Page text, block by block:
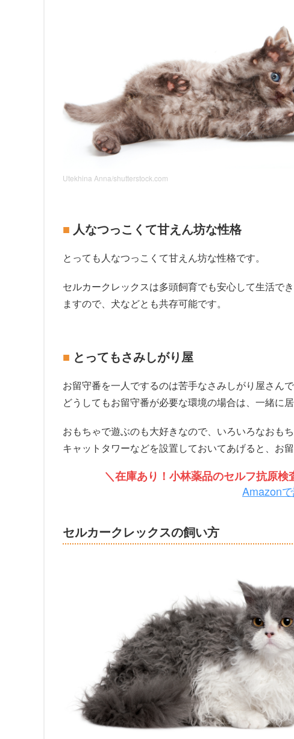
Utekhina Anna/shutterstock.com
人なつっこくて甘えん坊な性格
とっても人なつっこくて甘えん坊な性格です。
セルカークレックスは多頭飼育でも安心して生活で
ますので、犬などとも共存可能です。
とってもさみしがり屋
お留守番を一人でするのは苦手なさみしがり屋さんで
どうしてもお留守番が必要な環境の場合は、一緒に
おもちゃで遊ぶのも大好きなので、いろいろなおも
キャットタワーなどを設置しておいてあげると、お
＼在庫あり！小林薬品のセルフ抗原
Amazon
セルカークレックスの飼い方